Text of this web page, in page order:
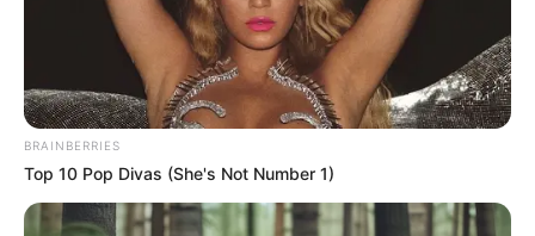
Mikor hazaérnek, a férj szó nélkül eltűnik, majd három óra múlva
vigyorogva kerül elő:
– Nézd csak, nem volt olcsó, de sikerült megszereznem a holnapi
kérdést. Így hangzik: „Melyik egy férfi három legfontosabb testrésze?”
És a válasz rá: „Az agy, a szív és a pénisz.”